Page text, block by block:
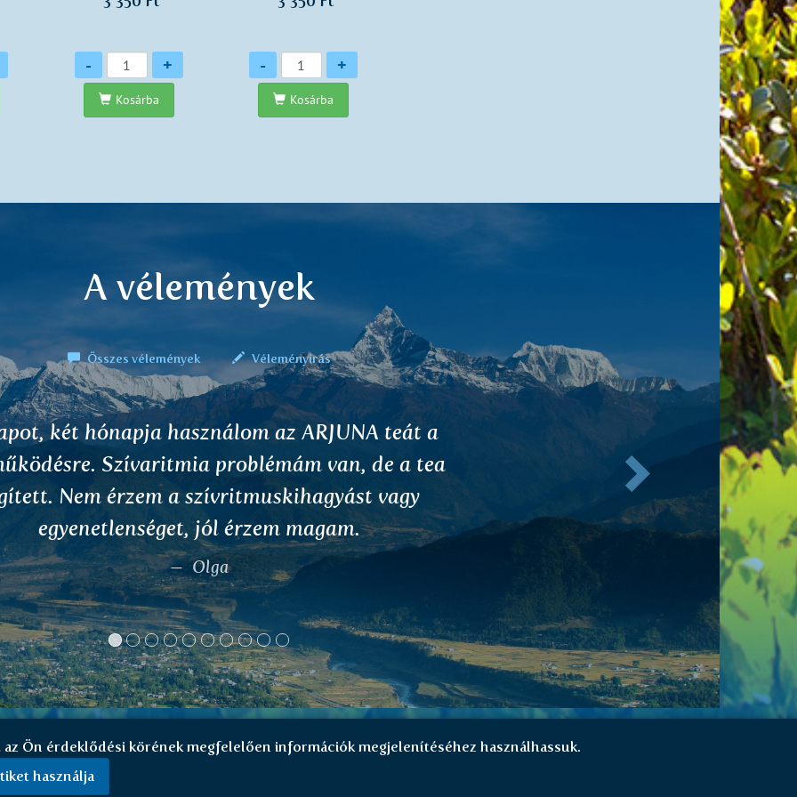
Mennyiség
- +
Kosárba
Mennyiség
- +
Kosárba
A vélemények
Összes vélemények Véleményírás
Jó napot, Már négy ájurvédikus herbateát
NIMBA, ABHAYA, BHRINGARAJ és
mindegyiknél pozitív hatással
ezért nyugodtan ajánlom. Szeretnék
mondani a teák gyártójának és az
importornek is.
Lucie Švestková
Következő
Szerződési feltételek
Ön érdeklődési körének megfelelően információk megjelenítéséhez használhassuk.
használja